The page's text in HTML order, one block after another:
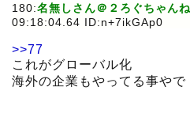
180:名無しさん＠２ろぐちゃん
09:18:04.64 ID:n+7ikGAp0
>>77
これがグローバル化
海外の企業もやってる事やで